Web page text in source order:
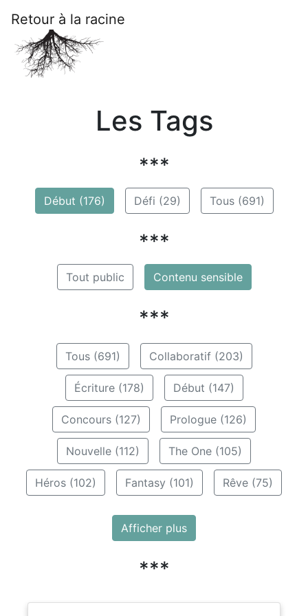
Retour à la racine
Les Tags
***
Début (176) Défi (29) Tous (691)
***
Tout public Contenu sensible
***
Tous (691) Collaboratif (203)
Écriture (178) Début (147)
Concours (127) Prologue (126)
Nouvelle (112) The One (105)
Héros (102) Fantasy (101) Rêve (75)
Afficher plus
***